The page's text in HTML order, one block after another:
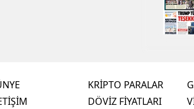
KRİPTO PARALAR
DÖVİZ FİYATLARI